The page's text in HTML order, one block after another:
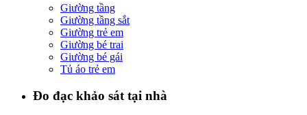
Giường tầng
Giường tầng sắt
Giường trẻ em
Giường bé trai
Giường bé gái
Tủ áo trẻ em
Đo đạc khảo sát tại nhà